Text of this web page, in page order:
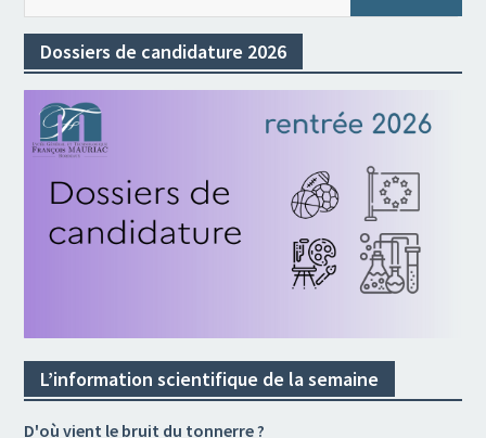
Dossiers de candidature 2026
L’information scientifique de la semaine
D'où vient le bruit du tonnerre ?